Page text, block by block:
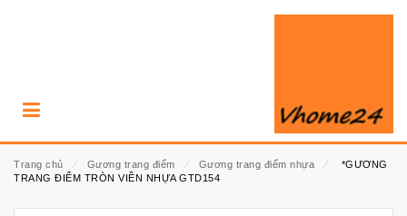
Trang chủ ⁄ Gương trang điểm ⁄ Gương trang điểm nhựa ⁄
*GƯƠNG
TRANG ĐIỂM TRÒN VIỀN NHỰA GTD154